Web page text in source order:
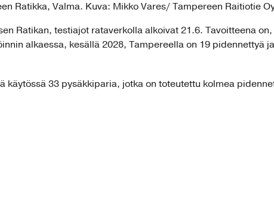
Ratikka, Valma. Kuva: Mikko Vares/ Tampereen Raitiotie
Ratikan, testiajot rataverkolla alkoivat 21.6. Tavoitteena
alkaessa, kesällä 2028, Tampereella on 19 pidennettyä
käytössä 33 pysäkkiparia, jotka on toteutettu kolmea